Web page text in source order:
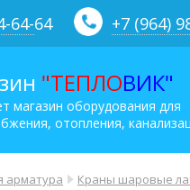
64-64 +7 (964)
"ТЕПЛОВИК"
магазин оборудования для
отопления,
арматура Краны шаровые